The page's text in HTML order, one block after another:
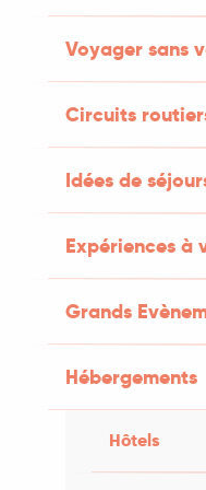
Voyager sans
Circuits
Idées de
Expériences à
Grands
Hébergements
Hôtels
!
sur votre